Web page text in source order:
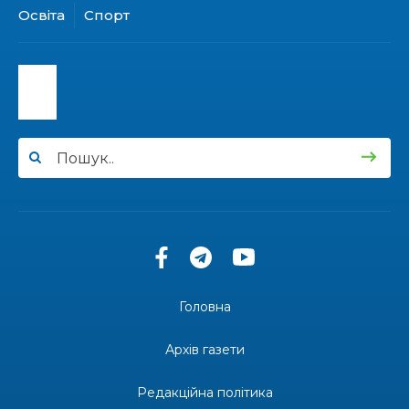
31 лип
15:24
31 лип
“Серпневі свята” – Клуб з народознавства
Юні мешканці Бахмутської громади у Харкові
долучилися до проєкту «Радість у дитячих
територіальної громади
«Дві музи» у Рівному: свято краси, мистецтва
Освіта Спорт
Головна
Архів газети
Редакційна політика